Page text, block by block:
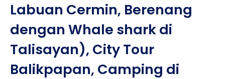
Labuan Cermin, Berenang
dengan Whale shark di
Talisayan), City Tour
Balikpapan, Camping di